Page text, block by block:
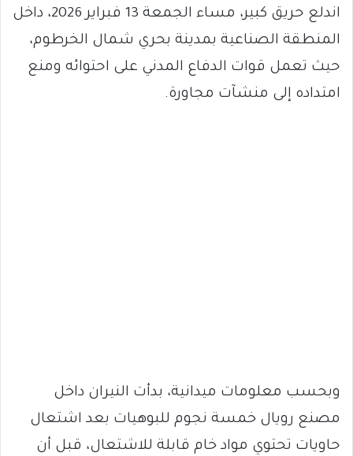
اندلع حريق كبير، مساء الجمعة 13 فبراير 2026، داخل
المنطقة الصناعية بمدينة بحري شمال الخرطوم،
حيث تعمل قوات الدفاع المدني على احتوائه ومنع
امتداده إلى منشآت مجاورة.
وبحسب معلومات ميدانية، بدأت النيران داخل
مصنع رويال خمسة نجوم للبوهيات بعد اشتعال
حاويات تحتوي مواد خام قابلة للاشتعال، قبل أن